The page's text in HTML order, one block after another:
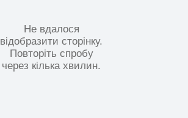
Не вдалося
відобразити сторінку.
Повторіть спробу
через кілька хвилин.